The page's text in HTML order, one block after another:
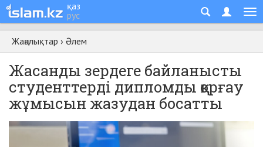
қаз
рус
Жаңалықтар › Әлем
Жасанды зердеге байланысты
студенттерді дипломды қорғау
жұмысын жазудан босатты